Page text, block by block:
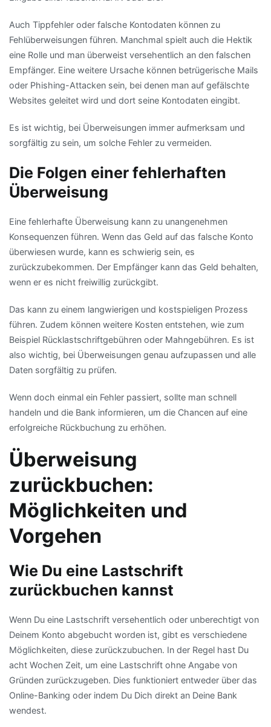
Auch Tippfehler oder falsche Kontodaten können zu
Fehlüberweisungen führen. Manchmal spielt auch die Hektik
eine Rolle und man überweist versehentlich an den falschen
Empfänger. Eine weitere Ursache können betrügerische Mails
oder Phishing-Attacken sein, bei denen man auf gefälschte
Websites geleitet wird und dort seine Kontodaten eingibt.
Es ist wichtig, bei Überweisungen immer aufmerksam und
sorgfältig zu sein, um solche Fehler zu vermeiden.
Die Folgen einer fehlerhaften
Überweisung
Eine fehlerhafte Überweisung kann zu unangenehmen
Konsequenzen führen. Wenn das Geld auf das falsche Konto
überwiesen wurde, kann es schwierig sein, es
zurückzubekommen. Der Empfänger kann das Geld behalten,
wenn er es nicht freiwillig zurückgibt.
Das kann zu einem langwierigen und kostspieligen Prozess
führen. Zudem können weitere Kosten entstehen, wie zum
Beispiel Rücklastschriftgebühren oder Mahngebühren. Es ist
also wichtig, bei Überweisungen genau aufzupassen und alle
Daten sorgfältig zu prüfen.
Wenn doch einmal ein Fehler passiert, sollte man schnell
handeln und die Bank informieren, um die Chancen auf eine
erfolgreiche Rückbuchung zu erhöhen.
Überweisung
zurückbuchen:
Möglichkeiten und
Vorgehen
Wie Du eine Lastschrift
zurückbuchen kannst
Wenn Du eine Lastschrift versehentlich oder unberechtigt von
Deinem Konto abgebucht worden ist, gibt es verschiedene
Möglichkeiten, diese zurückzubuchen. In der Regel hast Du
acht Wochen Zeit, um eine Lastschrift ohne Angabe von
Gründen zurückzugeben. Dies funktioniert entweder über das
Online-Banking oder indem Du Dich direkt an Deine Bank
wendest.